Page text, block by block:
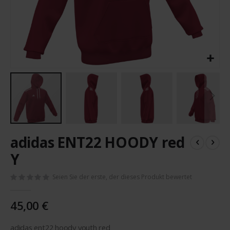
Anfang
der
Bildergalerie
adidas ENT22 HOODY red
Y
Seien Sie der erste, der dieses Produkt bewertet
45,00 €
adidas ent22 hoody youth red